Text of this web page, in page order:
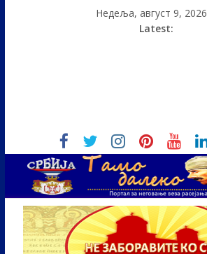
Недеља, август 9, 2026
Latest: